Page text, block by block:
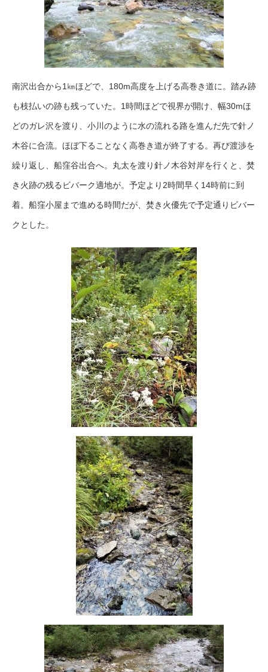
南沢出合から1㎞ほどで、180m高度を上げる高巻き道に。踏み跡
も枝払いの跡も残っていた。1時間ほどで視界が開け、幅30mほ
どのガレ沢を渡り、小川のように水の流れる路を進んだ先で針ノ
木谷に合流。ほぼ下ることなく高巻き道が終了する。再び渡渉を
繰り返し、船窪谷出合へ。丸太を渡り針ノ木谷対岸を行くと、焚
き火跡の残るビバーク適地が。予定より2時間早く14時前に到
着。船窪小屋まで進める時間だが、焚き火優先で予定通りビバー
クとした。